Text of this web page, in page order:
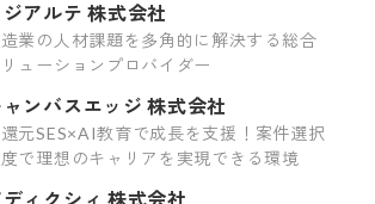
ジアルテ 株式会社
業の人材課題を多角的に解決する総合
リューションプロバイダー
ャンバスエッジ 株式会社
元SES×AI教育で成長を支援！案件選択
で理想のキャリアを実現できる環境
ディクシィ 株式会社